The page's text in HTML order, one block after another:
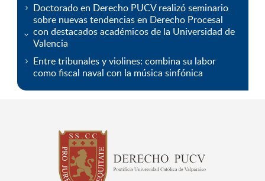
Doctorado en Derecho PUCV realizó seminario
sobre nuevas tendencias en Derecho Procesal
con destacados académicos de la Universidad de
Valencia
Entre tribunales y violines: combina su labor
como fiscal naval con la música sinfónica